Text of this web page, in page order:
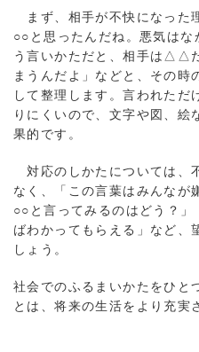
まず、相手が不快になった
○○と思ったんだね。悪気は
う言いかただと、相手は△△
まうんだよ」などと、その時
して整理します。言われただ
りにくいので、文字や図、絵
果的です。
対応のしかたについては、
なく、「この言葉はみんなが
○○と言ってみるのはどう？」
ばわかってもらえる」など、
しょう。
社会でのふるまいかたをひと
とは、将来の生活をより充実